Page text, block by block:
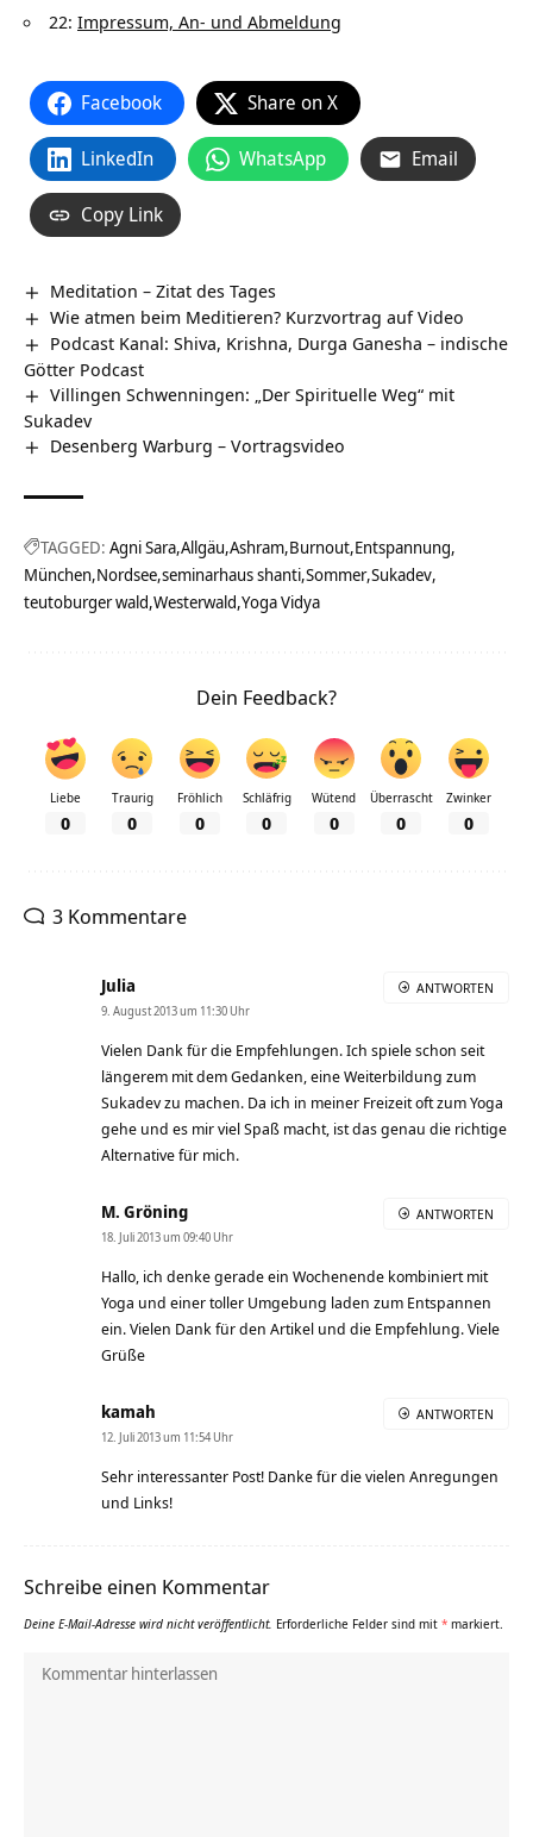
22: Impressum, An- und Abmeldung
Facebook Share on X
LinkedIn WhatsApp Email
Copy Link
Meditation – Zitat des Tages
Wie atmen beim Meditieren? Kurzvortrag auf Video
Podcast Kanal: Shiva, Krishna, Durga Ganesha – indische
Götter Podcast
Villingen Schwenningen: „Der Spirituelle Weg“ mit
Sukadev
Desenberg Warburg‏‎ – Vortragsvideo
TAGGED: Agni Sara Allgäu Ashram Burnout Entspannung
München Nordsee seminarhaus shanti Sommer Sukadev
teutoburger wald Westerwald Yoga Vidya
Dein Feedback?
Liebe
0
Traurig
0
Fröhlich
0
Schläfrig
0
Wütend
0
Überrascht
0
Zwinker
0
3 Kommentare
Julia
9. August 2013 um 11:30 Uhr
Vielen Dank für die Empfehlungen. Ich spiele schon seit
längerem mit dem Gedanken, eine Weiterbildung zum
Sukadev zu machen. Da ich in meiner Freizeit oft zum Yoga
gehe und es mir viel Spaß macht, ist das genau die richtige
Alternative für mich.
ANTWORTEN
M. Gröning
18. Juli 2013 um 09:40 Uhr
Hallo, ich denke gerade ein Wochenende kombiniert mit
Yoga und einer toller Umgebung laden zum Entspannen
ein. Vielen Dank für den Artikel und die Empfehlung. Viele
Grüße
ANTWORTEN
kamah
12. Juli 2013 um 11:54 Uhr
Sehr interessanter Post! Danke für die vielen Anregungen
und Links!
ANTWORTEN
Schreibe einen Kommentar
Deine E-Mail-Adresse wird nicht veröffentlicht. Erforderliche Felder sind mit * markiert.